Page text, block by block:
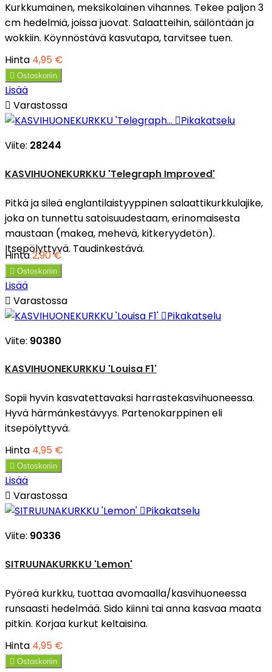
Kurkkumainen, meksikolainen vihannes. Tekee paljon 3
cm hedelmiä, joissa juovat. Salaatteihin, säilöntään ja
wokkiin. Köynnöstävä kasvutapa, tarvitsee tuen.
Hinta 4,95 €
 Ostoskoriin
Lisää
 Varastossa
Pikakatselu
Viite: 28244
KASVIHUONEKURKKU 'Telegraph Improved'
Pitkä ja sileä englantilaistyyppinen salaattikurkkulajike,
joka on tunnettu satoisuudestaam, erinomaisesta
maustaan (makea, mehevä, kitkeryydetön).
Itsepölyttyvä. Taudinkestävä.
Hinta2,90 €
 Ostoskoriin
Lisää
 Varastossa
Pikakatselu
Viite: 90380
KASVIHUONEKURKKU 'Louisa F1'
Sopii hyvin kasvatettavaksi harrastekasvihuoneessa.
Hyvä härmänkestävyys. Partenokarppinen eli
itsepölyttyvä.
Hinta 4,95 €
 Ostoskoriin
Lisää
 Varastossa
Pikakatselu
Viite: 90336
SITRUUNAKURKKU 'Lemon'
Pyöreä kurkku, tuottaa avomaalla/kasvihuoneessa
runsaasti hedelmää. Sido kiinni tai anna kasvaa maata
pitkin. Korjaa kurkut keltaisina.
Hinta 4,95 €
 Ostoskoriin